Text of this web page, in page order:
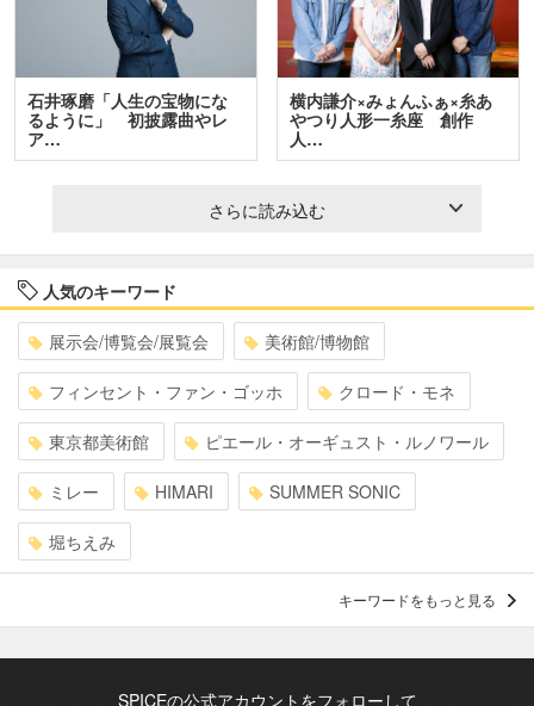
石井琢磨「人生の宝物にな
るように」 初披露曲やレ
ア…
横内謙介×みょんふぁ×糸あ
やつり人形一糸座 創作
人…
さらに読み込む
人気のキーワード
展示会/博覧会/展覧会 美術館/博物館
フィンセント・ファン・ゴッホ クロード・モネ
東京都美術館 ピエール・オーギュスト・ルノワール
ミレー HIMARI SUMMER SONIC
堀ちえみ
キーワードをもっと見る
SPICEの公式アカウントをフォローして